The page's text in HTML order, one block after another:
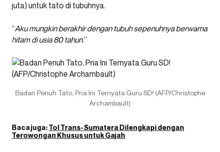
juta) untuk tato di tubuhnya.
“Aku mungkin berakhir dengan tubuh sepenuhnya berwarna
hitam di usia 80 tahun.”
Badan Penuh Tato, Pria Ini Ternyata Guru SD! (AFP/Christophe
Archambault)
Baca juga:Tol Trans-Sumatera Dilengkapi dengan
Terowongan Khusus untuk Gajah